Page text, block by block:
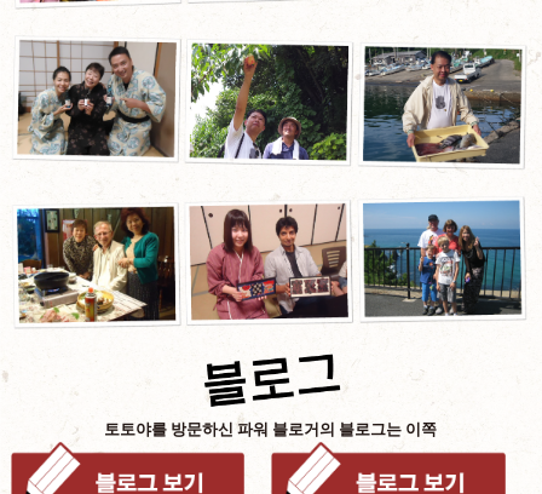
토토야를 방문하신 파워 블로거의 블로그는 이쪽